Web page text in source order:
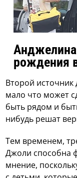
рождения
Второй источник
мало что может
быть рядом и
нибудь решат
Тем временем,
Джоли способна
мнение,